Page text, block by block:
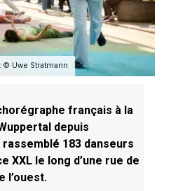
© Uwe Stratmann
français à la
depuis
183 danseurs
XXL le long d’une rue de
l’ouest.